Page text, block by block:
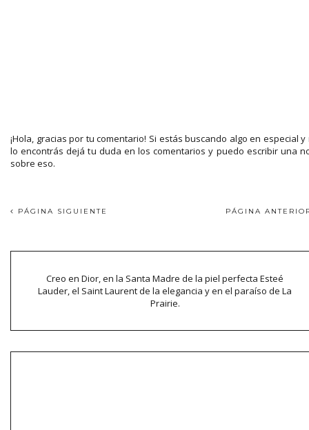
¡Hola, gracias por tu comentario! Si estás buscando algo en especial y
lo encontrás dejá tu duda en los comentarios y puedo escribir una
sobre eso.
PÁGINA SIGUIENTE PÁGINA
Creo en Dior, en la Santa Madre de la piel perfecta Esteé
Lauder, el Saint Laurent de la elegancia y en el paraíso de La
Prairie.